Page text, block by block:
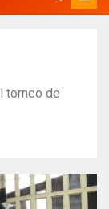
torneo de